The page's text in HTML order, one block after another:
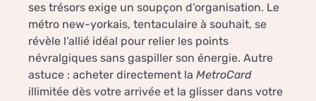
ses trésors exige un soupçon d’organisation. Le
métro new-yorkais, tentaculaire à souhait, se
révèle l’allié idéal pour relier les points
névralgiques sans gaspiller son énergie. Autre
astuce : acheter directement la MetroCard
illimitée dès votre arrivée et la glisser dans votre